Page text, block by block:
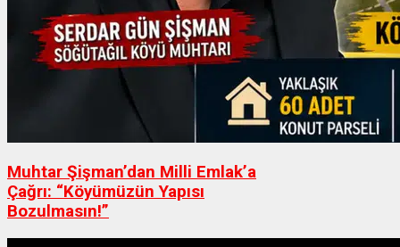
Muhtar Şişman’dan Milli Emlak’a
Çağrı: “Köyümüzün Yapısı
Bozulmasın!”